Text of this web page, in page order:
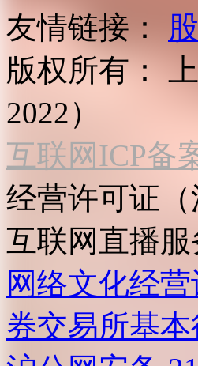
友情链接：
版权所有：
2022）
互联网ICP备
经营许可证
互联网直播服
网络文化经
券交易所基